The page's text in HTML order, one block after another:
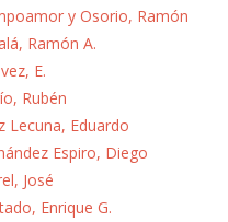
y Osorio, Ramón
Ramón A.
E.
Rubén
Lecuna, Eduardo
Espiro, Diego
José
Enrique G.